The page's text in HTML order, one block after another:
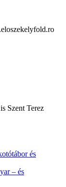
Szent Terez
és
– és